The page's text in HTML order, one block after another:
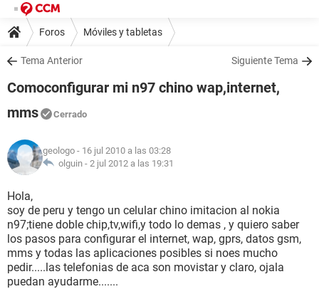
Foros Móviles y tabletas
Tema Anterior Siguiente Tema
Comoconfigurar mi n97 chino wap,internet,
mms
Cerrado
geologo - 16 jul 2010 a las 03:28
olguin - 2 jul 2012 a las 19:31
Hola,
soy de peru y tengo un celular chino imitacion al nokia
n97;tiene doble chip,tv,wifi,y todo lo demas , y quiero saber
los pasos para configurar el internet, wap, gprs, datos gsm,
mms y todas las aplicaciones posibles si noes mucho
pedir.....las telefonias de aca son movistar y claro, ojala
puedan ayudarme.......